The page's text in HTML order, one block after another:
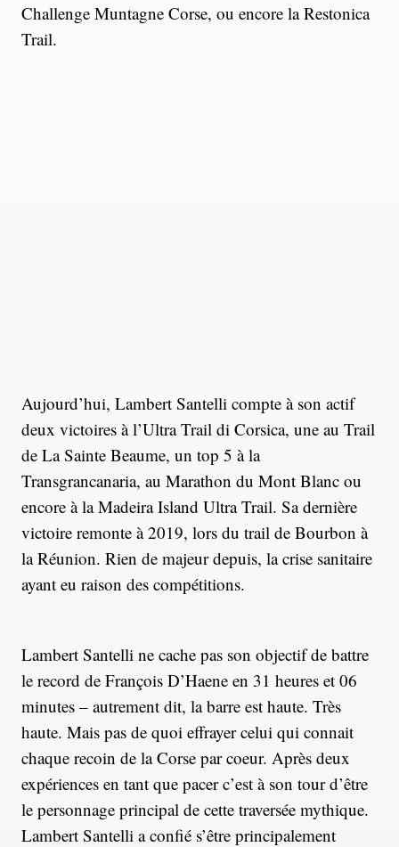
Challenge Muntagne Corse, ou encore la Restonica
Trail.
Aujourd’hui, Lambert Santelli compte à son actif
deux victoires à l’Ultra Trail di Corsica, une au Trail
de La Sainte Beaume, un top 5 à la
Transgrancanaria, au Marathon du Mont Blanc ou
encore à la Madeira Island Ultra Trail. Sa dernière
victoire remonte à 2019, lors du trail de Bourbon à
la Réunion. Rien de majeur depuis, la crise sanitaire
ayant eu raison des compétitions.
Lambert Santelli ne cache pas son objectif de battre
le record de François D’Haene en 31 heures et 06
minutes – autrement dit, la barre est haute. Très
haute. Mais pas de quoi effrayer celui qui connait
chaque recoin de la Corse par coeur. Après deux
expériences en tant que pacer c’est à son tour d’être
le personnage principal de cette traversée mythique.
Lambert Santelli a confié s’être principalement